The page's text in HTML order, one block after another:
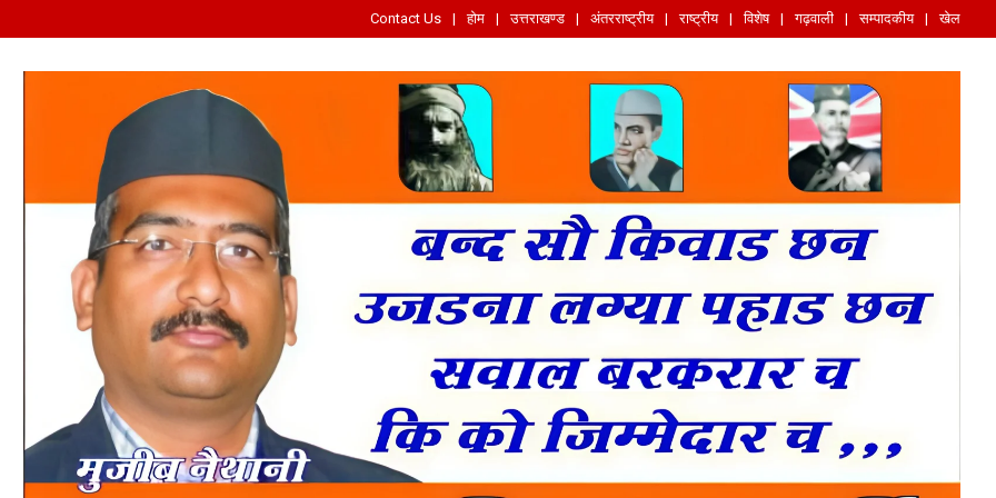
Contact Us होम उत्तराखण्ड अंतरराष्ट्रीय राष्ट्रीय विशेष गढ़वाली सम्पादकीय खेल